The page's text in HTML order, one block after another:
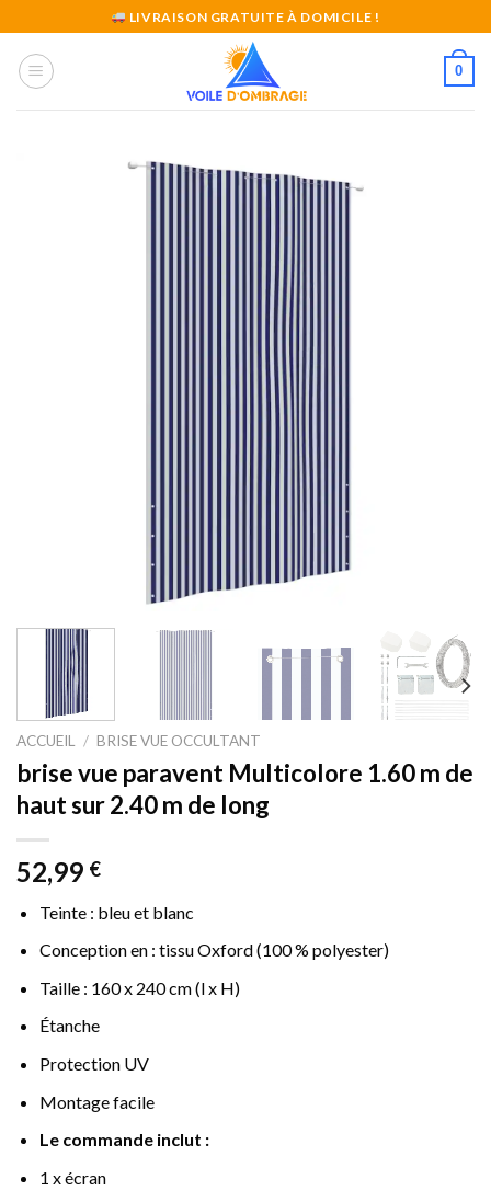
to
content
LIVRAISON GRATUITE À DOMICILE !
0
ACCUEIL / BRISE VUE OCCULTANT
brise vue paravent Multicolore 1.60 m de
haut sur 2.40 m de long
52,99 €
Teinte : bleu et blanc
Conception en : tissu Oxford (100 % polyester)
Taille : 160 x 240 cm (l x H)
Étanche
Protection UV
Montage facile
Le commande inclut :
1 x écran